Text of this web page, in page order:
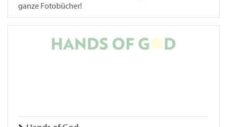
ganze Fotobücher!